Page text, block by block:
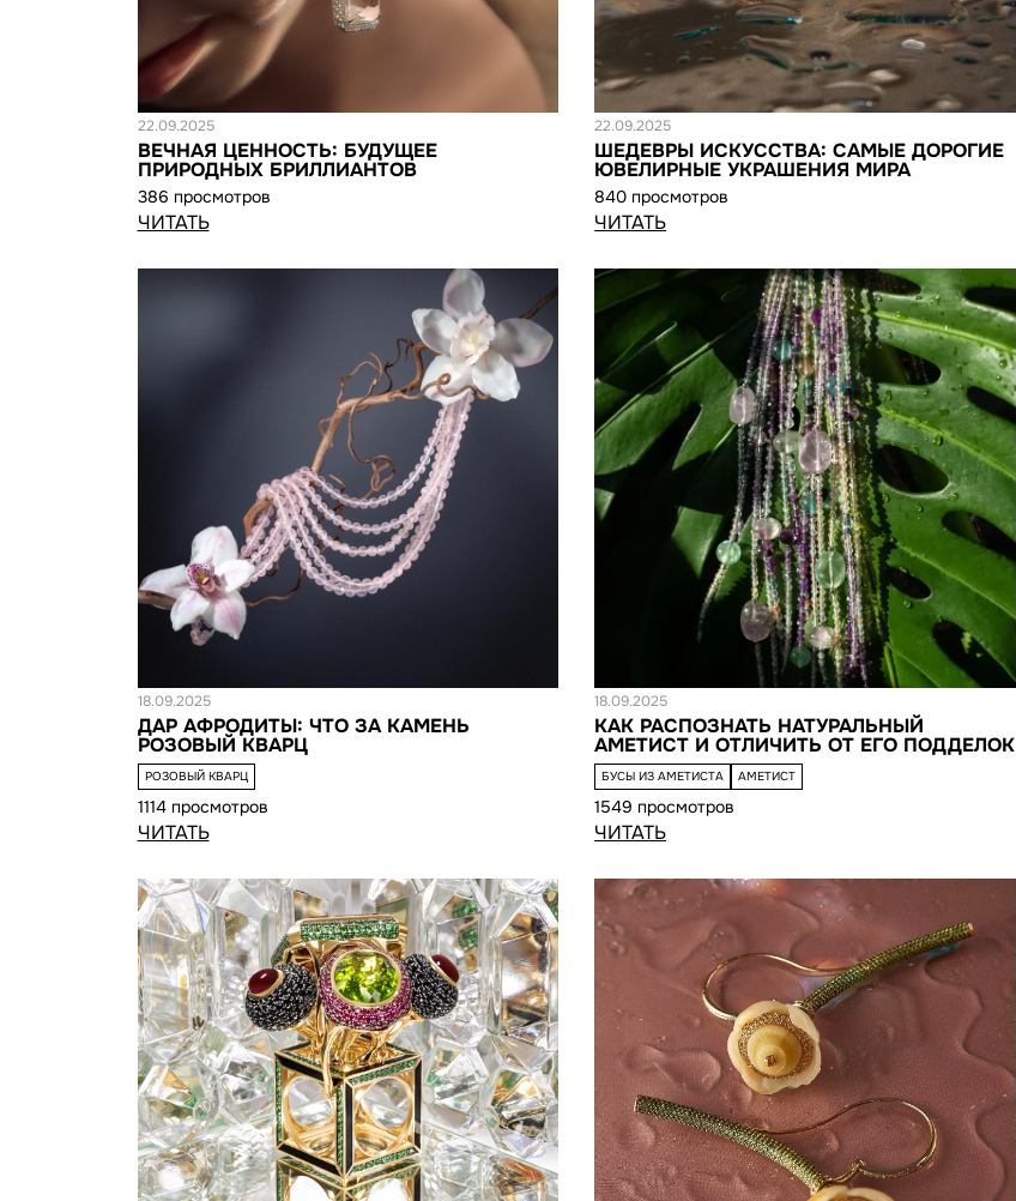
Статья
22.09.2025
ВЕЧНАЯ ЦЕННОСТЬ: БУДУЩЕЕ
ПРИРОДНЫХ БРИЛЛИАНТОВ
386 просмотров
ЧИТАТЬ
Статья
22.09.2025
ШЕДЕВРЫ ИСКУССТВА: САМЫЕ ДОРОГИЕ
ЮВЕЛИРНЫЕ УКРАШЕНИЯ МИРА
840 просмотров
ЧИТАТЬ
Статья
18.09.2025
ДАР АФРОДИТЫ: ЧТО ЗА КАМЕНЬ
РОЗОВЫЙ КВАРЦ
РОЗОВЫЙ КВАРЦ
1114 просмотров
ЧИТАТЬ
Статья
18.09.2025
КАК РАСПОЗНАТЬ НАТУРАЛЬНЫЙ
АМЕТИСТ И ОТЛИЧИТЬ ОТ ЕГО ПОДДЕЛОК
БУСЫ ИЗ АМЕТИСТА АМЕТИСТ
1549 просмотров
ЧИТАТЬ